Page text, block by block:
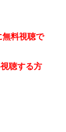
無料視聴で
聴する方